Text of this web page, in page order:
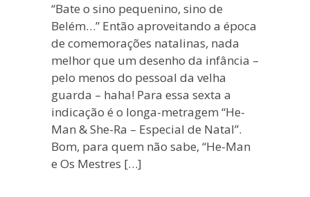
“Bate o sino pequenino, sino de
Belém…” Então aproveitando a época
de comemorações natalinas, nada
melhor que um desenho da infância –
pelo menos do pessoal da velha
guarda – haha! Para essa sexta a
indicação é o longa-metragem “He-
Man & She-Ra – Especial de Natal”.
Bom, para quem não sabe, “He-Man
e Os Mestres […]